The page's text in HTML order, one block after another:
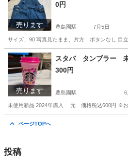
売ります
0円
豊島園駅 7月5日
サイズ、90 写真見たまま、片方 ボタンなし 目
東京 練馬区 豊島園駅 キッズ用品
売ります
スタバ タンブラー
300円
豊島園駅 6
未使用新品 2024年購入 元 価格税込600円 ※
ページTOPへ
投稿